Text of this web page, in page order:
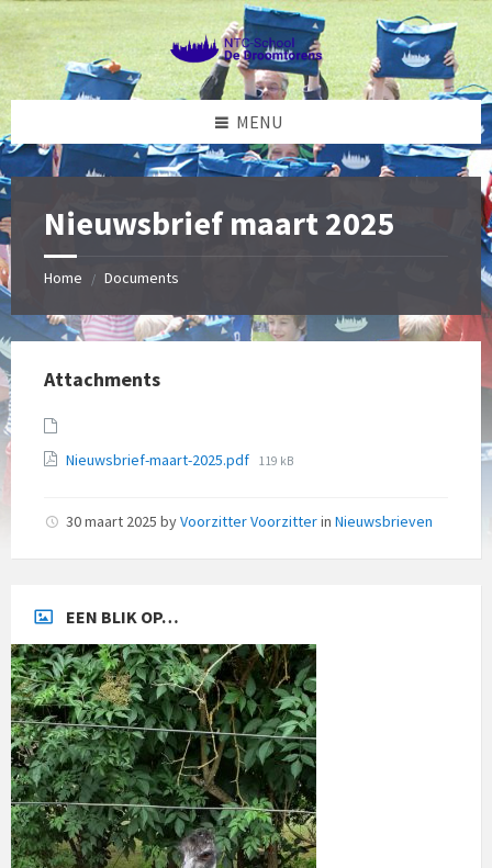
Skip
content
Skip
left
sidebar
Skip
footer
MENU
Nieuwsbrief maart 2025
Home / Documents
Attachments
Nieuwsbrief-maart-2025.pdf File
119 kB
30 maart 2025 byVoorzitter Voorzitterin Nieuwsbrieven
EEN BLIK OP…